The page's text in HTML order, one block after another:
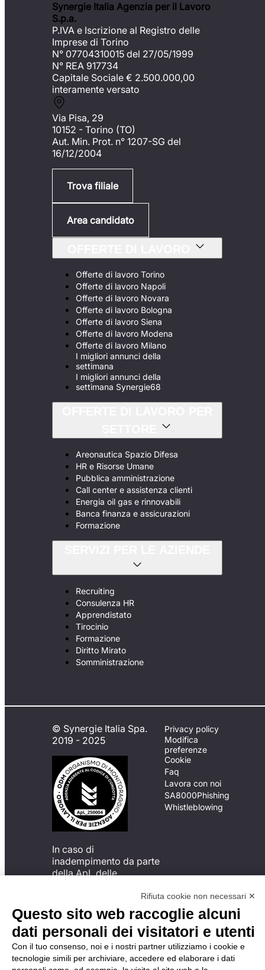
Synergie Italia Agenzia per il Lavoro
S.p.a.
P.IVA e Iscrizione al Registro delle
Imprese di Torino
N° 07704310015 del 27/05/1999
N° REA 917734
Capitale Sociale € 2.500.000,00
interamente versato
Via Pisa, 29
10152 - Torino (TO)
Aut. Min. Prot. n° 1207-SG del
16/12/2004
Trova filiale
Area candidato
Offerte di lavoro Torino
Offerte di lavoro Napoli
Offerte di lavoro Novara
Offerte di lavoro Bologna
Offerte di lavoro Siena
Offerte di lavoro Modena
Offerte di lavoro Milano
I migliori annunci della
settimana
I migliori annunci della
settimana Synergie68
Areonautica Spazio Difesa
HR e Risorse Umane
Pubblica amministrazione
Call center e assistenza clienti
Energia oil gas e rinnovabili
Banca finanza e assicurazioni
Formazione
Recruiting
Consulenza HR
Apprendistato
Tirocinio
Formazione
Diritto Mirato
Somministrazione
© Synergie Italia Spa.
2019 - 2025
In caso di
inadempimento da parte
della ApL delle
del Codice di Condotta, è
possibile presentare un
reclamo
all’Organismo di
Monitoraggio utilizzando
una delle modalità
descritte al seguente
Privacy policy
Modifica
preferenze
Cookie
Faq
Lavora con noi
SA8000Phishing
Whistleblowing
Rifiuta cookie non necessari ✕
Questo sito web raccoglie alcuni
dati personali dei visitatori e utenti
Con il tuo consenso, noi e i nostri partner utilizziamo i cookie e
tecnologie simili per archiviare, accedere ed elaborare i dati